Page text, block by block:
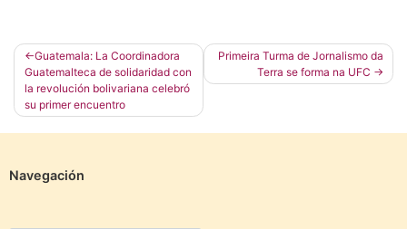
Navegación
de
entradas
Guatemala: La Coordinadora
Guatemalteca de solidaridad con
la revolución bolivariana celebró
su primer encuentro
Primeira Turma de Jornalismo da
Terra se forma na UFC
Navegación